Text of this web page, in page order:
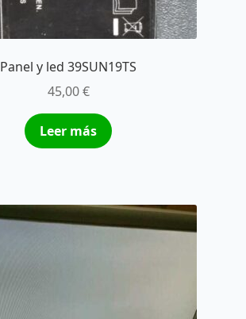
Panel y led 39SUN19TS
45,00€
Leer más